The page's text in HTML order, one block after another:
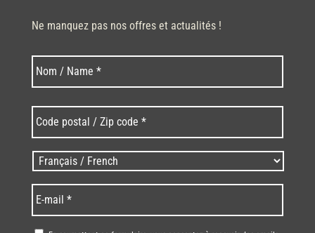
Ne manquez pas nos offres et actualités !
Nom * Nom
postal
/
Zip
code
* *
Langues
/
Language *
mail *